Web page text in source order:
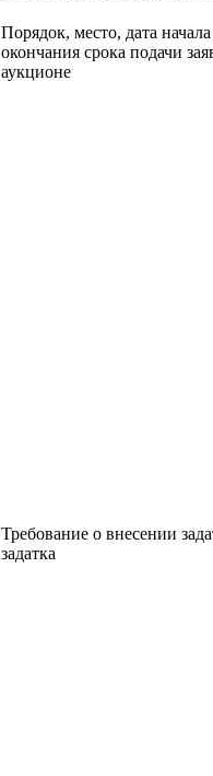
Порядок, место, дата
окончания срока подачи
аукционе
Требование о внесении
задатка